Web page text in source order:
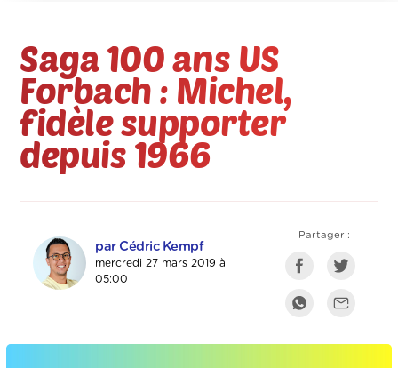
Saga 100 ans US
Forbach : Michel,
fidèle supporter
depuis 1966
par Cédric Kempf
mercredi 27 mars 2019 à
05:00
Partager :